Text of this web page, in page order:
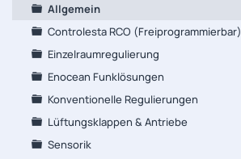
Allgemein
Controlesta RCO (Freiprogrammierbar)
Einzelraumregulierung
Enocean Funklösungen
Konventionelle Regulierungen
Lüftungsklappen & Antriebe
Sensorik